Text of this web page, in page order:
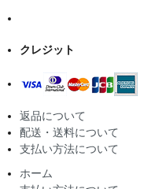
クレジット
返品について
配送・送料について
支払い方法について
ホーム